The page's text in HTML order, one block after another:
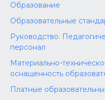
Образование
Образовательные
Руководство.
персонал
Материально-
оснащенность
Платные